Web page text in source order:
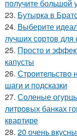
получите большой
23. Бутырка в
24. Выберите
лучших сортов для
25. Просто и
капусты
26. Строительство
шаги и подсказки
27. Соленые
литровых банках
квартире
28. 20 очень